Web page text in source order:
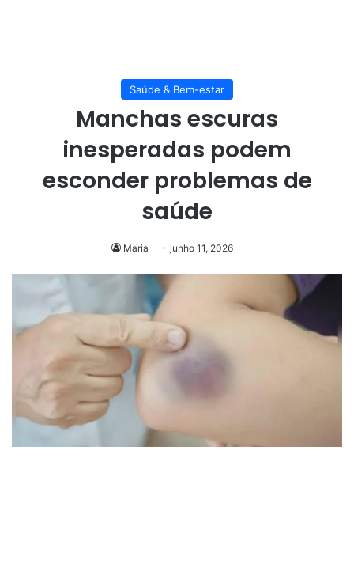
Saúde & Bem-estar
Manchas escuras
inesperadas podem
esconder problemas de
saúde
Maria junho 11, 2026